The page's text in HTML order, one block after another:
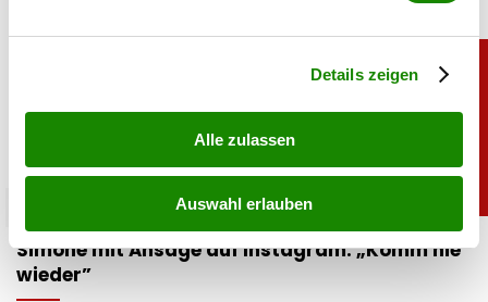
Details zeigen
Alle zulassen
Auswahl erlauben
Simone mit Ansage auf Instagram: „Komm nie
wieder”